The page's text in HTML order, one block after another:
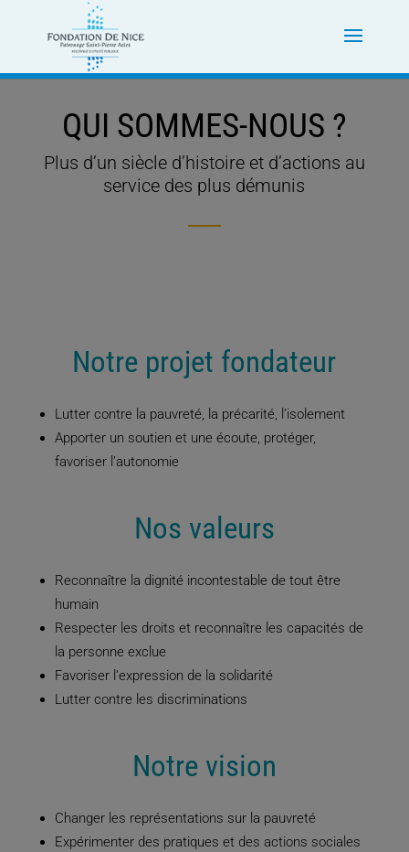
QUI SOMMES-NOUS ?
Plus d’un siècle d’histoire et d’actions au
service des plus démunis
Notre projet fondateur
Lutter contre la pauvreté, la précarité, l’isolement
Apporter un soutien et une écoute, protéger,
favoriser l’autonomie
Nos valeurs
Reconnaître la dignité incontestable de tout être
humain
Respecter les droits et reconnaître les capacités de
la personne exclue
Favoriser l’expression de la solidarité
Lutter contre les discriminations
Notre vision
Changer les représentations sur la pauvreté
Expérimenter des pratiques et des actions sociales